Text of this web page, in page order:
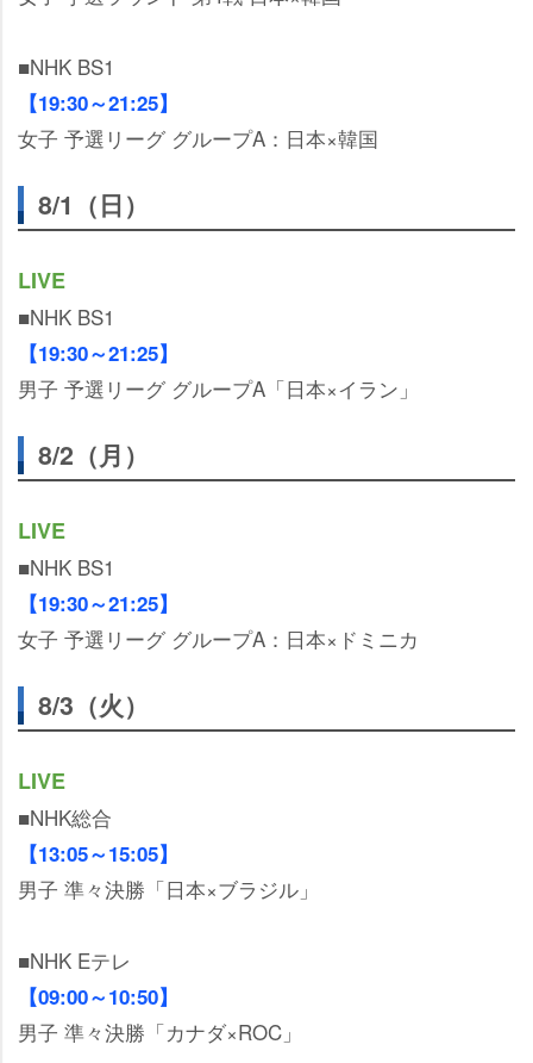
■NHK BS1
【19:30～21:25】
女子 予選リーグ グループA：日本×韓国
8/1（日）
LIVE
■NHK BS1
【19:30～21:25】
男子 予選リーグ グループA「日本×イラン」
8/2（月）
LIVE
■NHK BS1
【19:30～21:25】
女子 予選リーグ グループA：日本×ドミニカ
8/3（火）
LIVE
■NHK総合
【13:05～15:05】
男子 準々決勝「日本×ブラジル」
■NHK Eテレ
【09:00～10:50】
男子 準々決勝「カナダ×ROC」